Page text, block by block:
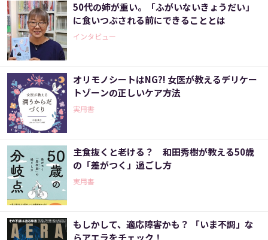
50代の姉が重い。「ふがいないきょうだい」
に食いつぶされる前にできることとは
インタビュー
オリモノシートはNG?! 女医が教えるデリケー
トゾーンの正しいケア方法
実用書
主食抜くと老ける？ 和田秀樹が教える50歳
の「差がつく」過ごし方
実用書
もしかして、適応障害かも？ 「いま不調」な
らアエラをチェック！